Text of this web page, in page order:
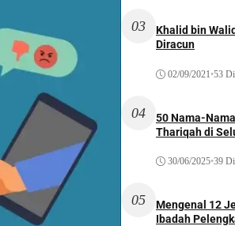
03
Khalid bin
Diracun
02/09/2021•53
04
50 Nama-
Thariqah di
30/06/2025•39
05
Mengenal 12
Ibadah